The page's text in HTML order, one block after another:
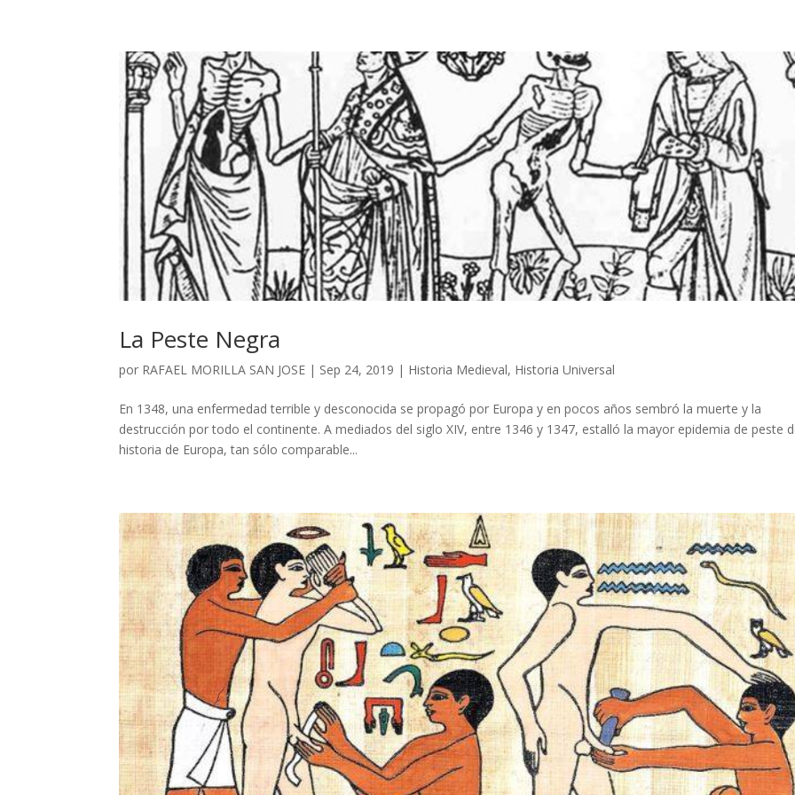
La Peste Negra
por RAFAEL MORILLA SAN JOSE | Sep 24, 2019 | Historia Medieval, Historia Universal
En 1348, una enfermedad terrible y desconocida se propagó por Europa y en pocos años sembró la muerte y la
destrucción por todo el continente. A mediados del siglo XIV, entre 1346 y 1347, estalló la mayor epidemia de peste
historia de Europa, tan sólo comparable...